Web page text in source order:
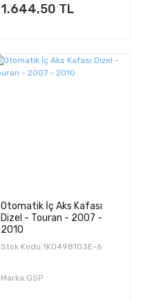
1.644,50 TL
Otomatik İç Aks Kafası
Dizel - Touran - 2007 -
2010
Stok Kodu:1K0498103E-6
Marka:GSP